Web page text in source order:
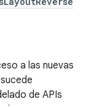
a las nuevas
de APIs